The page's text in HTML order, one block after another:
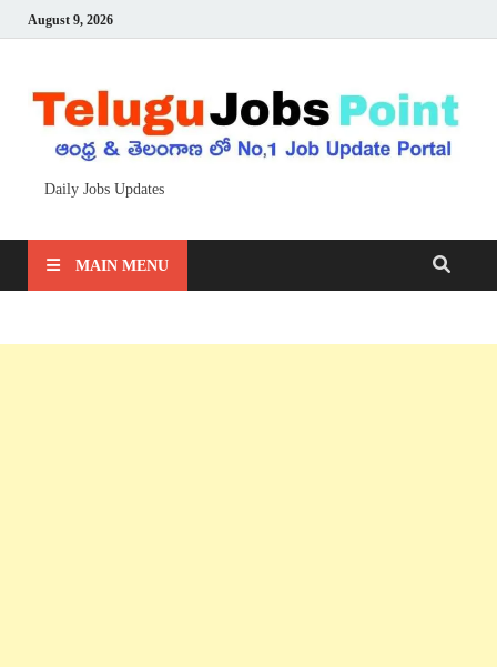
August 9, 2026
Daily Jobs Updates
MAIN MENU